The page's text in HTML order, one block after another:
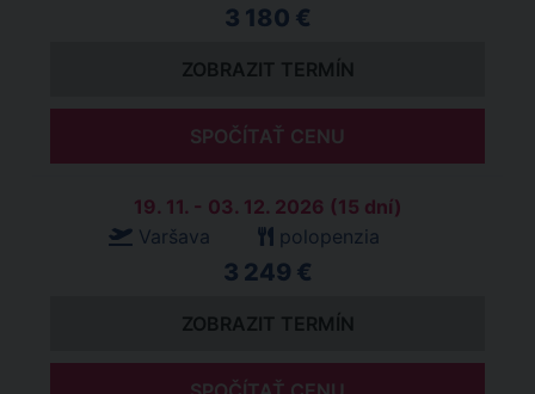
3 180 €
ZOBRAZIT TERMÍN
SPOČÍTAŤ CENU
19. 11. - 03. 12. 2026 (15 dní)
Varšava
polopenzia
3 249 €
ZOBRAZIT TERMÍN